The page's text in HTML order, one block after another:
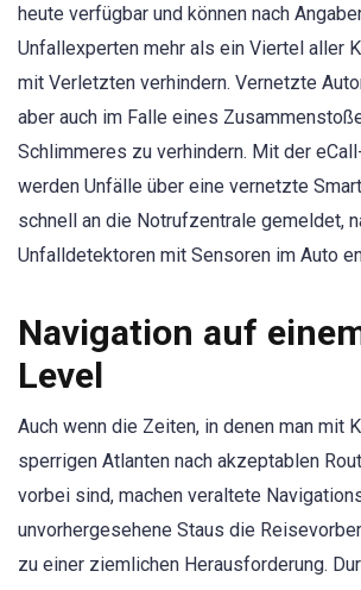
heute verfügbar und können nach
Unfallexperten mehr als ein Viertel aller
mit Verletzten verhindern. Vernetzte
aber auch im Falle eines
Schlimmeres zu verhindern. Mit der
werden Unfälle über eine vernetzte
schnell an die Notrufzentrale gemeldet,
Unfalldetektoren mit Sensoren im Auto
Navigation auf
Level
Auch wenn die Zeiten, in denen man mit
sperrigen Atlanten nach akzeptablen
vorbei sind, machen veraltete
unvorhergesehene Staus die
zu einer ziemlichen Herausforderung.